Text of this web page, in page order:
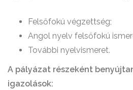
Felsőfokú végzettség;
Angol nyelv felsőfokú
További nyelvismeret.
A pályázat részeként
igazolások: